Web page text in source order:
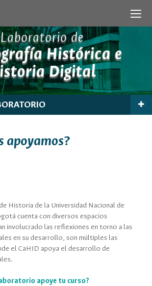
Laboratorio de
Histórica e
Digital
apoyamos?
Historia de la Universidad Nacional de
cuenta con diversos espacios
involucrado las reflexiones en torno a las
en su desarrollo, son múltiples las
el CaHID apoya el desarrollo de
apoye tu curso?